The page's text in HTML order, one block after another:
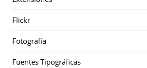
Flickr
Fotografía
Fuentes Tipográficas